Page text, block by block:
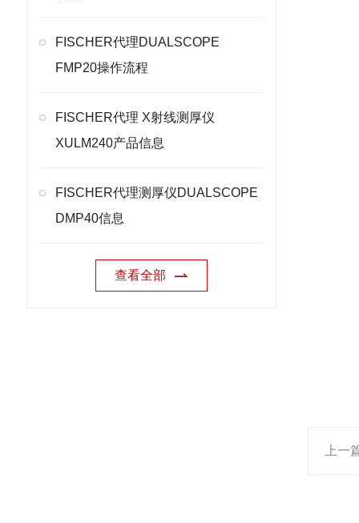
FISCHER代理DUALSCOPE
FMP20操作流程
FISCHER代理 X射线测厚仪
XULM240产品信息
FISCHER代理测厚仪DUALSCOPE
DMP40信息
查看全部
上一